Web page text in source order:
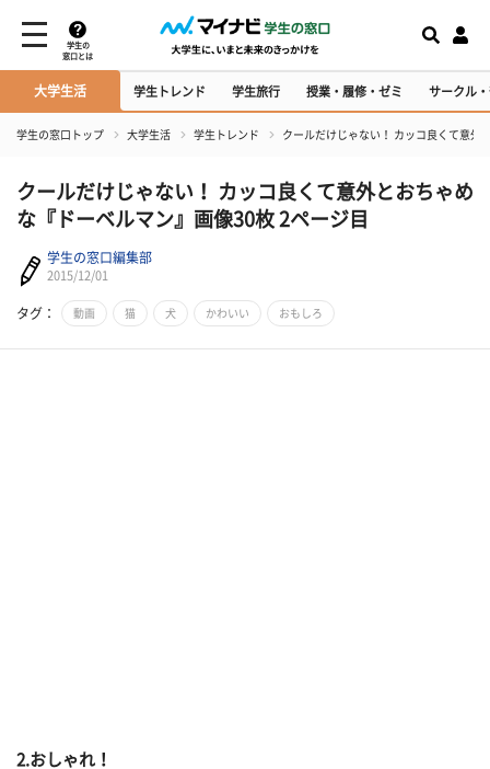
学生の
窓口とは
大学生活 学生トレンド 学生旅行 授業・履修・ゼミ サークル
学生の窓口トップ 大学生活 学生トレンド クールだけじゃない！ カッコ良くて意外
クールだけじゃない！ カッコ良くて意外とおちゃめ
な『ドーベルマン』画像30枚 2ページ目
学生の窓口編集部
2015/12/01
タグ： 動画 猫 犬 かわいい おもしろ
2.おしゃれ！